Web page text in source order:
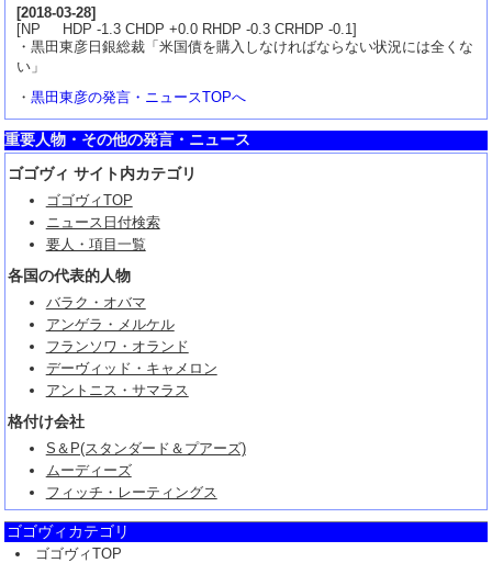
[2018-03-28]
[NP HDP -1.3 CHDP +0.0 RHDP -0.3 CRHDP -0.1]
・黒田東彦日銀総裁「米国債を購入しなければならない状況には全くな
い」
・黒田東彦の発言・ニュースTOPへ
重要人物・その他の発言・ニュース
ゴゴヴィ サイト内カテゴリ
ゴゴヴィTOP
ニュース日付検索
要人・項目一覧
各国の代表的人物
バラク・オバマ
アンゲラ・メルケル
フランソワ・オランド
デーヴィッド・キャメロン
アントニス・サマラス
格付け会社
S＆P(スタンダード＆プアーズ)
ムーディーズ
フィッチ・レーティングス
ゴゴヴィカテゴリ
ゴゴヴィTOP